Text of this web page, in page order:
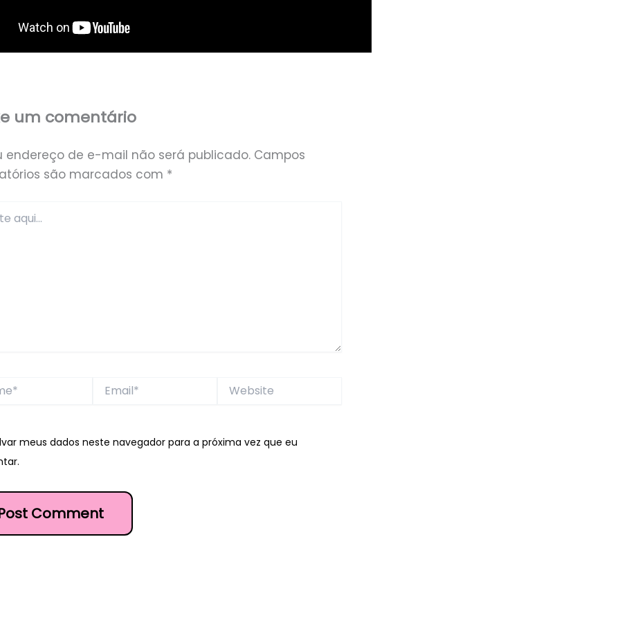
um comentário
endereço de e-mail não será publicado. Campos
são marcados com *
Website
meus dados neste navegador para a próxima vez que eu